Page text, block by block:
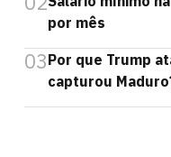
por mês
03Por que Trump
capturou